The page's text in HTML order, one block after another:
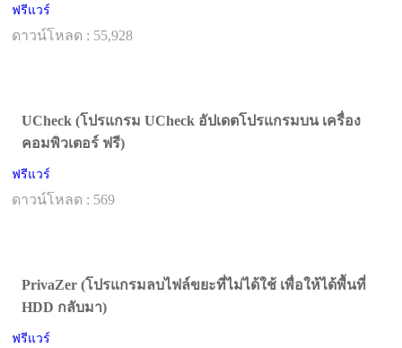
ฟรีแวร์
ดาวน์โหลด : 55,928
UCheck (โปรแกรม UCheck อัปเดตโปรแกรมบน เครื่อง
คอมพิวเตอร์ ฟรี)
ฟรีแวร์
ดาวน์โหลด : 569
PrivaZer (โปรแกรมลบไฟล์ขยะที่ไม่ได้ใช้ เพื่อให้ได้พื้นที่
HDD กลับมา)
ฟรีแวร์